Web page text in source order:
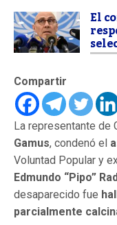
El
Compartir
La representante de
Gamus, condenó el
Voluntad Popular y
Edmundo “Pipo”
desaparecido fue
parcialmente